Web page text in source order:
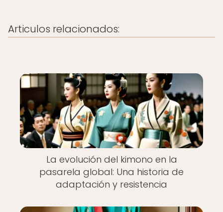
Articulos relacionados:
La evolución del kimono en la
pasarela global: Una historia de
adaptación y resistencia